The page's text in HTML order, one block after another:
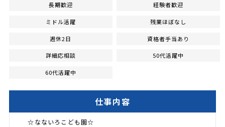
長期歓迎 経験者歓迎
ミドル活躍 残業ほぼなし
週休2日 資格者手当あり
詳細応相談 50代活躍中
60代活躍中
仕事内容
☆なないろこども園☆